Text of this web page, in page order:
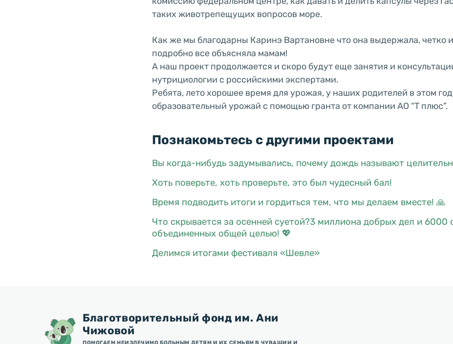
таких животрепещущих вопросов море.
Как же мы благодарны Каринэ Вартановне что она выдержала, четко
подробно все объясняла мамам!
А наш проект продолжается и скоро будут еще занятия и
нутрициологии с российскими экспертами.
Ребята, лето хорошее время для урожая, у наших родителей в этом
образовательный урожай с помощью гранта от компании АО “Т плюс”.
Познакомьтесь с другими проектами
Вы когда-нибудь задумывались, почему дождь называют
Хоть поверьте, хоть проверьте, это был чудесный бал!
Время подводить итоги и гордиться тем, что мы делаем вместе! 🙏
Что скрывается за осенней суетой?3 миллиона добрых дел и 6000
объединенных общей целью! 💖
Делимся итогами фестиваля «Шевле»
Благотворительный фонд им. Ани
Чижовой